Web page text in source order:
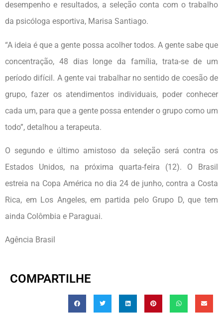
desempenho e resultados, a seleção conta com o trabalho
da psicóloga esportiva, Marisa Santiago.
“A ideia é que a gente possa acolher todos. A gente sabe que
concentração, 48 dias longe da família, trata-se de um
período difícil. A gente vai trabalhar no sentido de coesão de
grupo, fazer os atendimentos individuais, poder conhecer
cada um, para que a gente possa entender o grupo como um
todo”, detalhou a terapeuta.
O segundo e último amistoso da seleção será contra os
Estados Unidos, na próxima quarta-feira (12). O Brasil
estreia na Copa América no dia 24 de junho, contra a Costa
Rica, em Los Angeles, em partida pelo Grupo D, que tem
ainda Colômbia e Paraguai.
Agência Brasil
COMPARTILHE